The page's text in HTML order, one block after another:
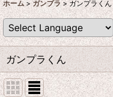
ホーム > ガンプラ > ガンプラくん
ガンプラくん